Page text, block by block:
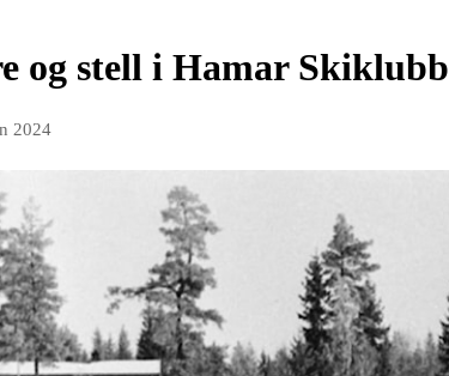
og stell i Hamar Skiklubb
2024